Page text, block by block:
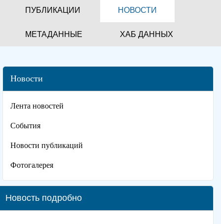
ПУБЛИКАЦИИ НОВОСТИ
МЕТАДАННЫЕ ХАБ ДАННЫХ
Новости
Лента новостей
События
Новости публикаций
Фотогалерея
Новость подробно